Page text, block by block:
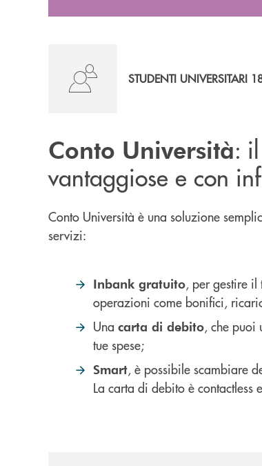
STUDENTI UNIVERSITARI
Conto Università:
vantaggiose e con
Conto Università è una soluzione
servizi:
Inbank gratuito, per gestire
operazioni come bonifici,
Una carta di debito, che puoi
tue spese;
Smart, è possibile scambiare
La carta di debito è contactless